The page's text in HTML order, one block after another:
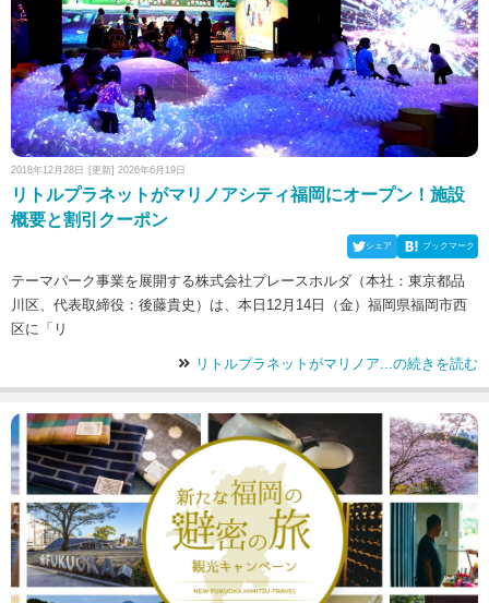
2018年12月28日 [更新] 2026年6月19日
リトルプラネットがマリノアシティ福岡にオープン！施設
概要と割引クーポン
シェア ブックマーク
テーマパーク事業を展開する株式会社プレースホルダ（本社：東京都品
川区、代表取締役：後藤貴史）は、本日12月14日（金）福岡県福岡市西
区に「リ
リトルプラネットがマリノア...の続きを読む